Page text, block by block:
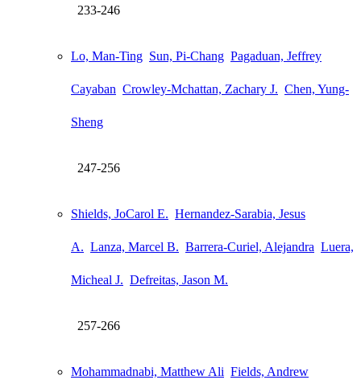
233-246
Lo, Man-Ting Sun, Pi-Chang Pagaduan, Jeffrey
Cayaban Crowley-Mchattan, Zachary J. Chen, Yung-
Sheng
247-256
Shields, JoCarol E. Hernandez-Sarabia, Jesus
A. Lanza, Marcel B. Barrera-Curiel, Alejandra Luera,
Micheal J. Defreitas, Jason M.
257-266
Mohammadnabi, Matthew Ali Fields, Andrew